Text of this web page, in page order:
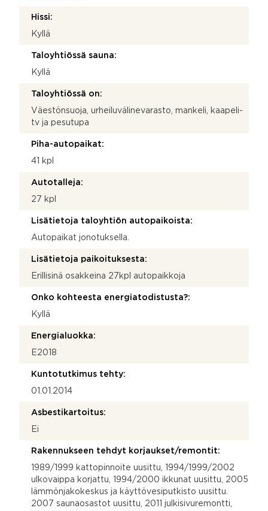
Hissi:
Kyllä
Taloyhtiössä sauna:
Kyllä
Taloyhtiössä on:
Väestönsuoja, urheiluvälinevarasto, mankeli, kaapeli-
tv ja pesutupa
Piha-autopaikat:
41 kpl
Autotalleja:
27 kpl
Lisätietoja taloyhtiön autopaikoista:
Autopaikat jonotuksella.
Lisätietoja paikoituksesta:
Erillisinä osakkeina 27kpl autopaikkoja
Onko kohteesta energiatodistusta?:
Kyllä
Energialuokka:
E2018
Kuntotutkimus tehty:
01.01.2014
Asbestikartoitus:
Ei
Rakennukseen tehdyt korjaukset/remontit:
1989/1999 kattopinnoite uusittu, 1994/1999/2002
ulkovaippa korjattu, 1994/2000 ikkunat uusittu, 2005
lämmönjakokeskus ja käyttövesiputkisto uusittu.
2007 saunaosastot uusittu, 2011 julkisivuremontti,